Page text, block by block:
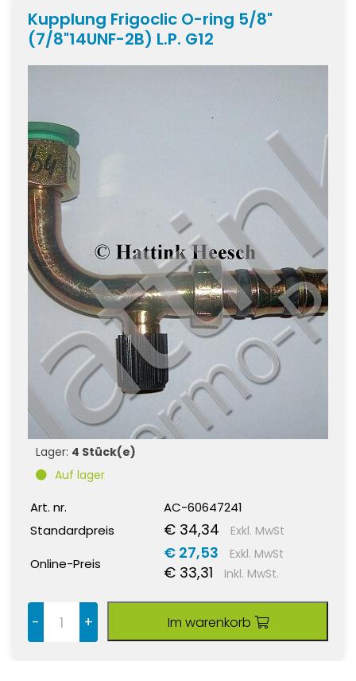
Kupplung Frigoclic O-ring 5/8"
(7/8"14UNF-2B) L.P. G12
Lager: 4 Stück(e)
Auf lager
Art. nr.
AC-60647241
Standardpreis
€ 34,34 Exkl. MwSt
Online-Preis
€ 27,53 Exkl. MwSt
€ 33,31 Inkl. MwSt.
- + Im warenkorb